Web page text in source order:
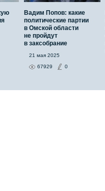
Вадим Попов: какие
политические партии
в Омской области
не пройдут
в заксобрание
21 мая 2025
67929
0